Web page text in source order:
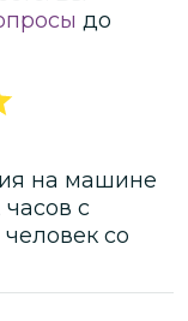
до
на машине
часов с
человек со